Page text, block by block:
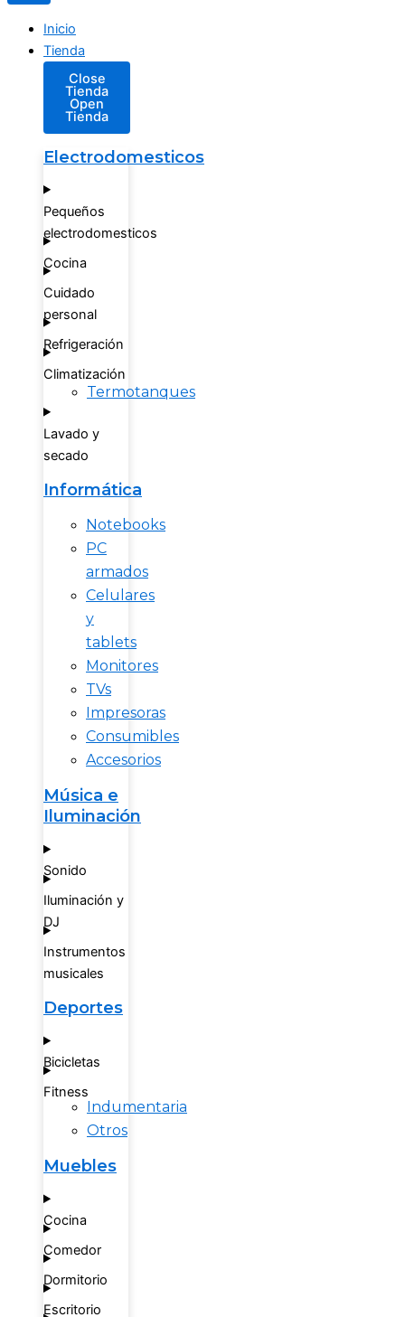
Inicio
Tienda
Close
Tienda
Open
Tienda
Electrodomesticos
Pequeños
electrodomesticos
Cocina
Cuidado
personal
Refrigeración
Climatización
Termotanques
Lavado y
secado
Informática
Notebooks
PC
armados
Celulares
y
tablets
Monitores
TVs
Impresoras
Consumibles
Accesorios
Música e
Iluminación
Sonido
Iluminación y
DJ
Instrumentos
musicales
Deportes
Bicicletas
Fitness
Indumentaria
Otros
Muebles
Cocina
Comedor
Dormitorio
Escritorio